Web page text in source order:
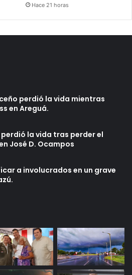
Hace 21 horas
perdió la vida mientras
en Areguá.
la vida tras perder el
José D. Ocampos
a involucrados en un grave